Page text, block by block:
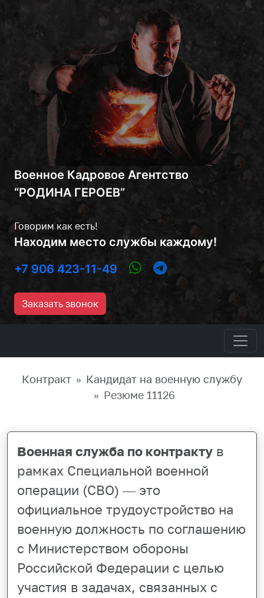
+7 906 423-11-49
Заказать звонок
Говорим как есть!
Находим место службы каждому!
Военное Кадровое Агентство
“РОДИНА ГЕРОЕВ”
Контракт
Кандидат на военную службу
Резюме 11126
Военная служба по контракту в
рамках Специальной военной
операции (СВО) — это
официальное трудоустройство на
военную должность по соглашению
с Министерством обороны
Российской Федерации с целью
участия в задачах, связанных с